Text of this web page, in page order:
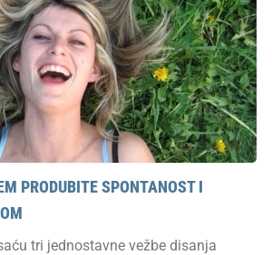
PRODUBITE SPONTANOST I
tri jednostavne vežbe disanja